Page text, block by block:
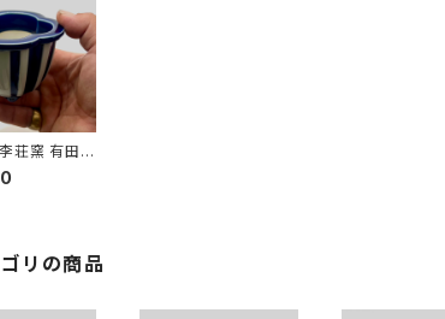
李荘窯 有田焼
釉木瓜式"
リの商品